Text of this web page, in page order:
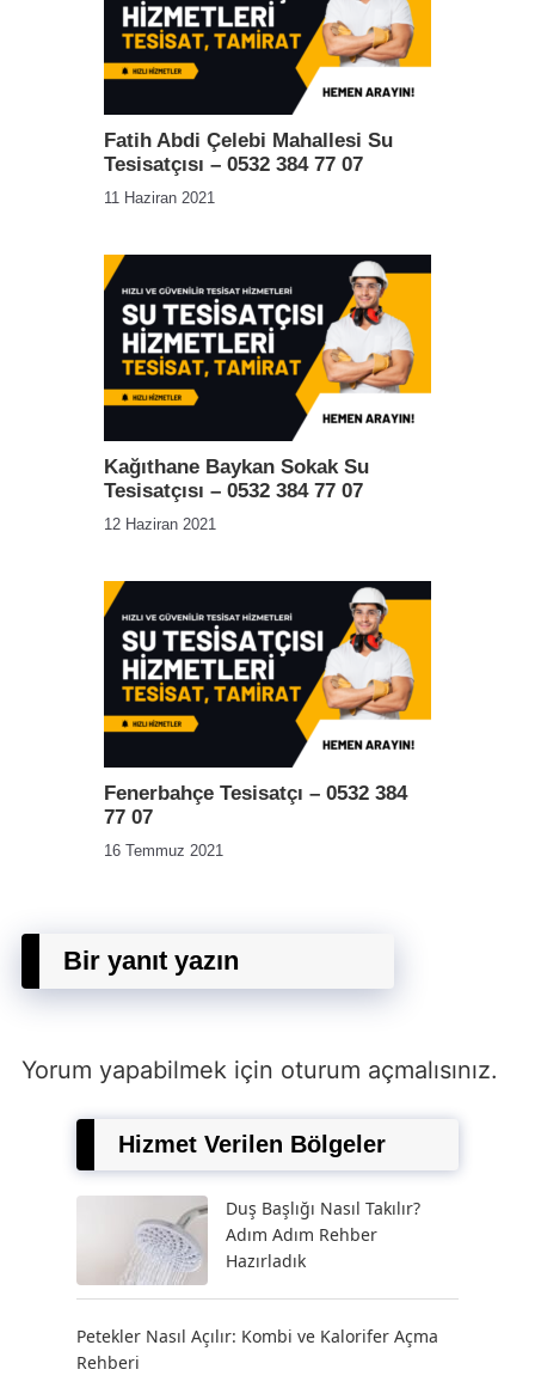
Fatih Abdi Çelebi Mahallesi Su
Tesisatçısı – 0532 384 77 07
11 Haziran 2021
Kağıthane Baykan Sokak Su
Tesisatçısı – 0532 384 77 07
12 Haziran 2021
Fenerbahçe Tesisatçı – 0532 384
77 07
16 Temmuz 2021
Bir yanıt yazın
Yorum yapabilmek için oturum açmalısınız.
Hizmet Verilen Bölgeler
Duş Başlığı Nasıl Takılır?
Adım Adım Rehber
Hazırladık
Petekler Nasıl Açılır: Kombi ve Kalorifer Açma
Rehberi